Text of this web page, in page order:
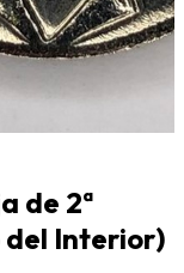
de 2ª
del Interior)